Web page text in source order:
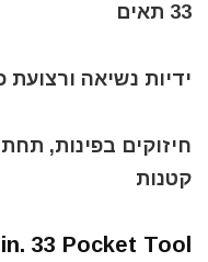
33 תאים
ידיות נשיאה
חיזוקים בפינות,
קטנות
33 Pocket Tool